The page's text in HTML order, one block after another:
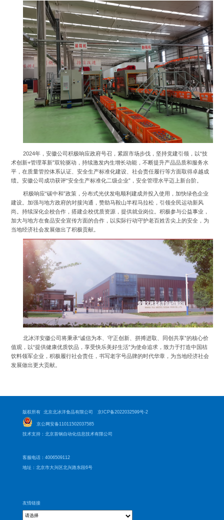
2024年，安徽公司积极响应政府号召，紧跟市场步伐，坚持党建引领，以“技
术创新+管理革新”双轮驱动，持续激发内生增长动能，不断提升产品品质和服务水
平，在质量管控体系认证、安全生产标准化建设、社会责任履行等方面取得卓越成
绩。安徽公司成功获评“安全生产标准化二级企业”，安全管理水平迈上新台阶。
积极响应“碳中和”政策，分布式光伏发电顺利建成并投入使用，加快绿色企业
建设。加强与地方政府的对接沟通，赞助马鞍山半程马拉松，引领全民运动新风
尚。持续深化企校合作，搭建企校优质资源，提供就业岗位。积极参与公益事业，
加大与地方在食品安全宣传方面的合作，以实际行动守护老百姓舌尖上的安全，为
当地经济社会发展做出了积极贡献。
北冰洋安徽公司将秉承“诚信为本、守正创新、拼搏进取、同创共享”的核心价
值观，以“提供健康优质饮品，享受快乐美好生活”为使命追求，致力于打造中国桔
饮料领军企业，积极履行社会责任，书写老字号品牌的时代华章，为当地经济社会
发展做出更大贡献。
版权所有 北京北冰洋食品有限公司 京ICP备2022032599号-2
京公网安备11011502037585
技术支持：北京首钢自动化信息技术有限公司
客服电话：4006509112
地址：北京市大兴区北兴路东段6号
友情链接